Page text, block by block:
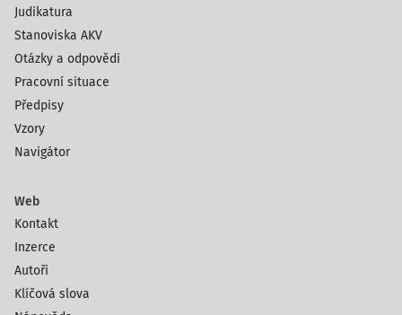
Judikatura
Stanoviska AKV
Otázky a odpovědi
Pracovní situace
Předpisy
Vzory
Navigátor
Web
Kontakt
Inzerce
Autoři
Klíčová slova